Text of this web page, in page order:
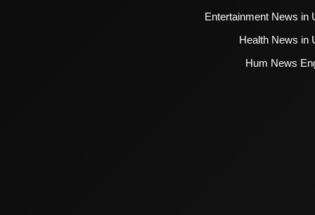
Entertainment News in
Health News in
Hum News